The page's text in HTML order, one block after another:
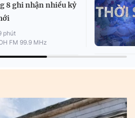
8 ghi nhận nhiều kỷ
phút
FM 99.9 MHz